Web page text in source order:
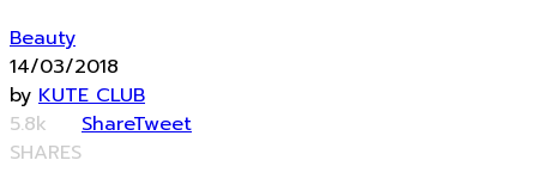
Beauty
14/03/2018
by KUTE CLUB
5.8k
SHARES
ShareTweet